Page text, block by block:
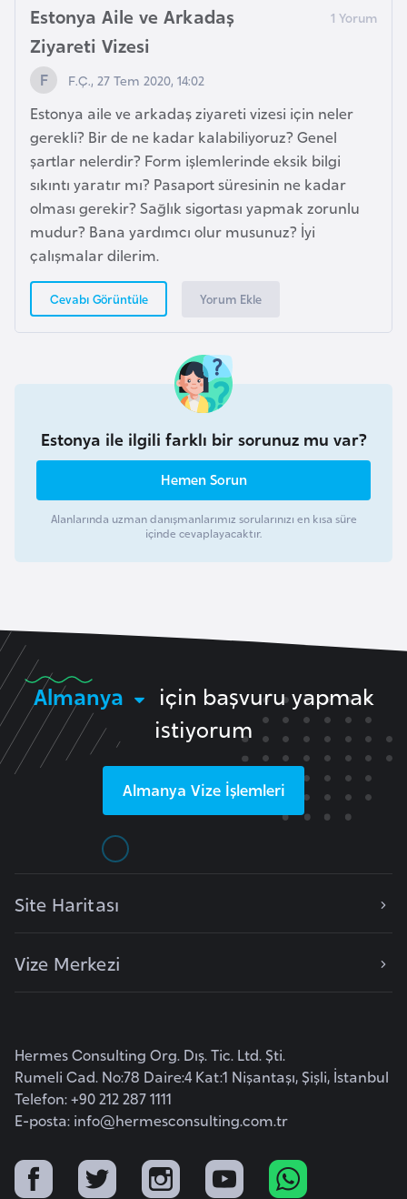
Estonya Aile ve Arkadaş
Ziyareti Vizesi
F.Ç., 27 Tem 2020, 14:02
Estonya aile ve arkadaş ziyareti vizesi için neler
gerekli? Bir de ne kadar kalabiliyoruz? Genel
şartlar nelerdir? Form işlemlerinde eksik bilgi
sıkıntı yaratır mı? Pasaport süresinin ne kadar
olması gerekir? Sağlık sigortası yapmak zorunlu
mudur? Bana yardımcı olur musunuz? İyi
çalışmalar dilerim.
Cevabı Görüntüle Yorum Ekle
Estonya ile ilgili farklı bir sorunuz mu var?
Hemen Sorun
Alanlarında uzman danışmanlarımız sorularınızı en kısa süre
içinde cevaplayacaktır.
Almanya
için başvuru yapmak
istiyorum
Almanya Vize İşlemleri
Site Haritası
Vize Merkezi
Hermes Consulting Org. Dış. Tic. Ltd. Şti.
Rumeli Cad. No:78 Daire:4 Kat:1 Nişantaşı, Şişli, İstanbul
Telefon: +90 212 287 1111
E-posta: info@hermesconsulting.com.tr
u
t
i
i
n
D
a
n
e
t
i
k
K
o
l
r
a
n
r